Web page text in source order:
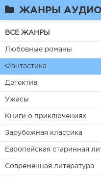
ЖАНРЫ
ВСЕ ЖАНРЫ
Любовные романы
Фантастика
Детектив
Ужасы
Книги о приключениях
Зарубежная классика
Европейская старинная
Современная литература